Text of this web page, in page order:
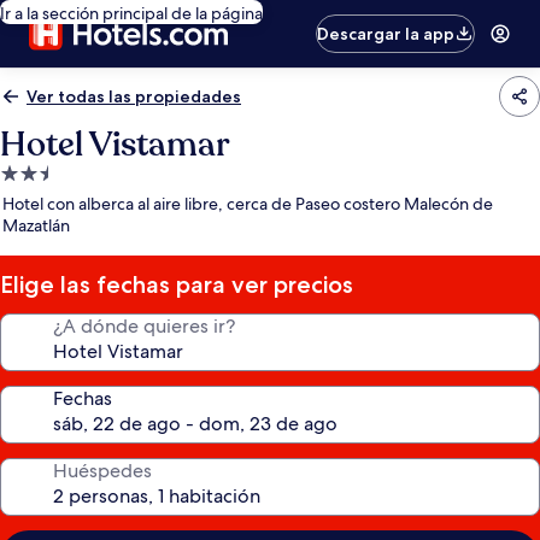
Ir a la sección principal de la página
Descargar la app
Ver todas las propiedades
Hotel Vistamar
Propiedad
de
2.5
estrellas
Hotel con alberca al aire libre, cerca de Paseo costero Malecón de
Mazatlán
Elige las fechas para ver precios
¿A dónde quieres ir?
Fechas
Huéspedes